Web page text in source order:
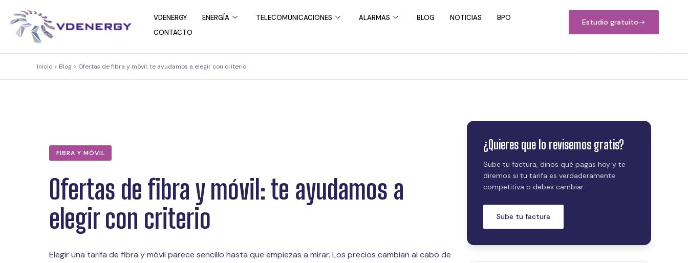
VDENERGY ENERGÍA TELECOMUNICACIONES ALARMAS BLOG NOTICIAS
BPO
CONTACTO
Estudio gratuito
Inicio > Blog > Ofertas de fibra y móvil: te ayudamos a elegir con criterio
FIBRA Y MÓVIL
Ofertas de fibra y móvil: te ayudamos a
elegir con criterio
Elegir una tarifa de fibra y móvil parece sencillo hasta que empiezas a mirar. Los precios cambian al cabo de
¿Quieres que lo revisemos gratis?
Sube tu factura, dinos qué pagas hoy y te
diremos si tu tarifa es verdaderamente
competitiva o debes cambiar.
Sube tu factura